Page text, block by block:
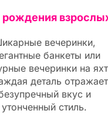
вечеринки,
банкеты или
вечеринки на
деталь отражает
вкус и
утонченный стиль.